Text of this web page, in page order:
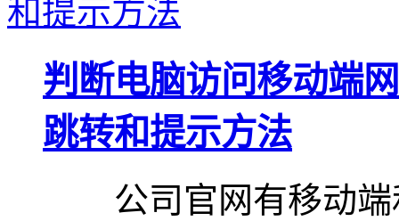
判断电脑访问移动端
跳转和提示方法
公司官网有移动端